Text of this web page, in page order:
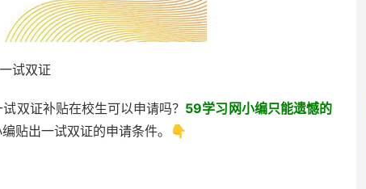
一试双证
双证补贴在校生可以申请吗？ 59学习网小编只能遗憾的
贴出一试双证的申请条件。👇